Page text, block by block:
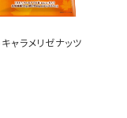
ャラメリゼナッツ